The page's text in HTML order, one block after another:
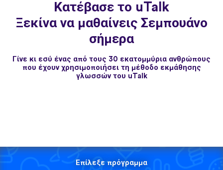
Κατέβασε το uTalk
Ξεκίνα να μαθαίνεις Σεμπουάνο
σήμερα
Γίνε κι εσύ ένας από τους 30 εκατομμύρια ανθρώπους
που έχουν χρησιμοποιήσει τη μέθοδο εκμάθησης
γλωσσών του uTalk
Επίλεξε πρόγραμμα